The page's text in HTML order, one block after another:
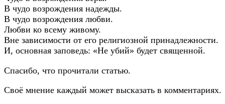
В чудо возрождения надежды.
В чудо возрождения любви.
Любви ко всему живому.
Вне зависимости от его религиозной принадлежности.
И, основная заповедь: «Не убий» будет священной.
Спасибо, что прочитали статью.
Своё мнение каждый может высказать в комментариях.